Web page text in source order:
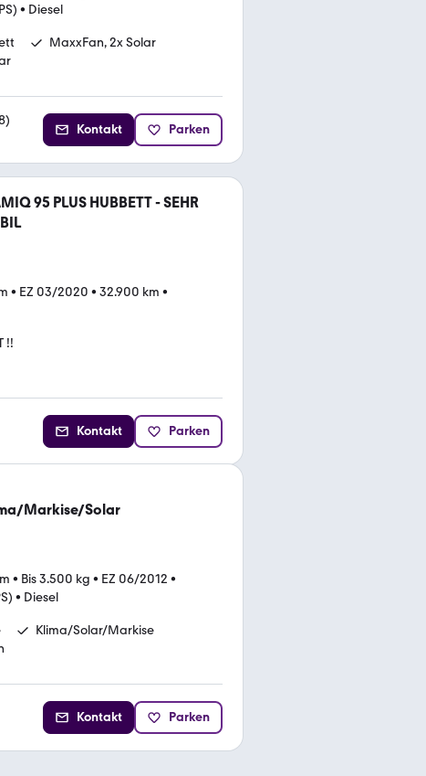
• Diesel
MaxxFan, 2x Solar
)
Kontakt Parken
95 PLUS HUBBETT - SEHR
• EZ 03/2020 • 32.900 km •
!!
Kontakt Parken
Markise/Solar
• Bis 3.500 kg • EZ 06/2012 •
• Diesel
Klima/Solar/Markise
Kontakt Parken